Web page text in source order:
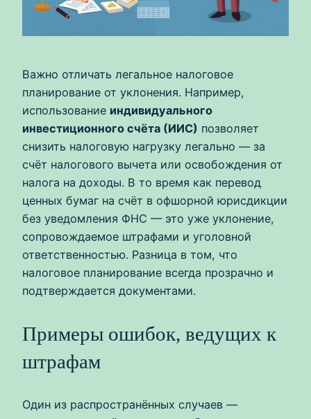
Важно отличать легальное налоговое
планирование от уклонения. Например,
использование индивидуального
инвестиционного счёта (ИИС) позволяет
снизить налоговую нагрузку легально — за
счёт налогового вычета или освобождения от
налога на доходы. В то время как перевод
ценных бумаг на счёт в офшорной юрисдикции
без уведомления ФНС — это уже уклонение,
сопровождаемое штрафами и уголовной
ответственностью. Разница в том, что
налоговое планирование всегда прозрачно и
подтверждается документами.
Примеры ошибок, ведущих к
штрафам
Один из распространённых случаев —